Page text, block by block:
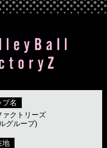
プ名
ァクトリーズ
グループ)
地